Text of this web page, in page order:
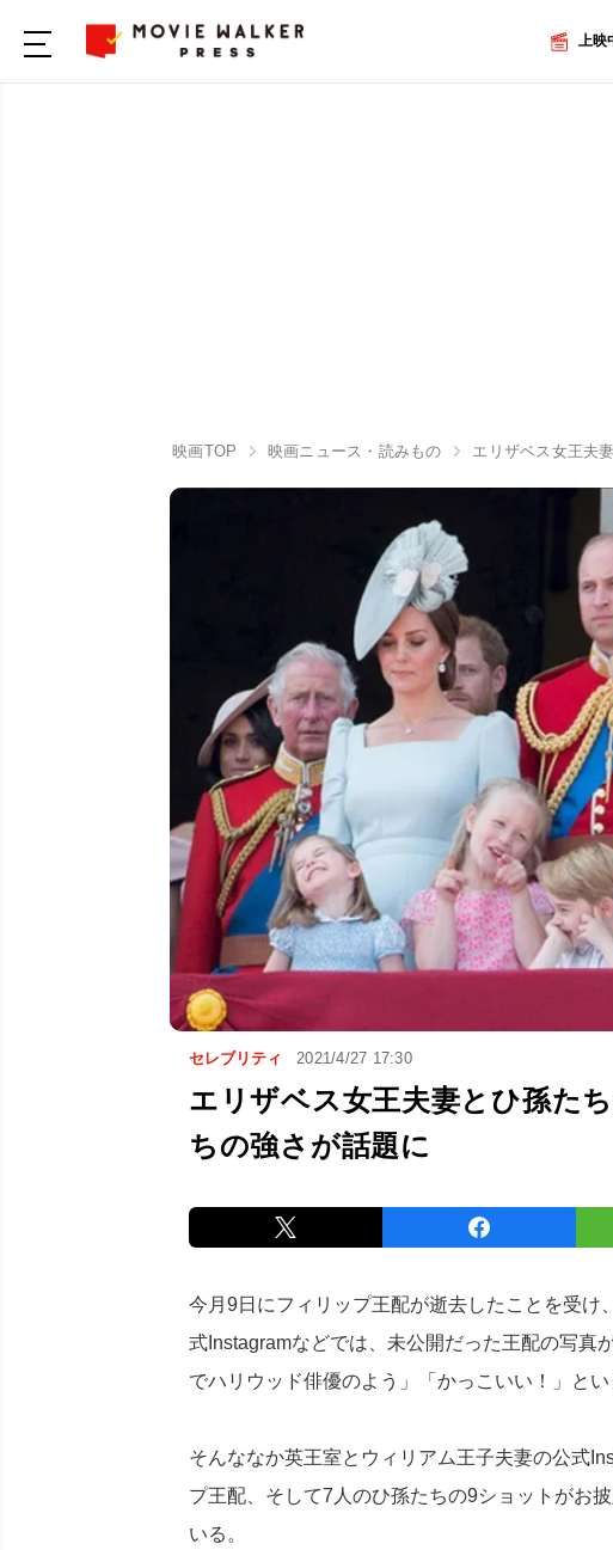
上映
映画TOP 映画ニュース・読みもの エリザベス女王夫
セレブリティ 2021/4/27 17:30
エリザベス女王夫妻とひ孫た
ちの強さが話題に
今月9日にフィリップ王配が逝去したことを受け
式Instagramなどでは、未公開だった王配の写真
でハリウッド俳優のよう」「かっこいい！」と
そんななか英王室とウィリアム王子夫妻の公式
プ王配、そして7人のひ孫たちの9ショットがお
いる。